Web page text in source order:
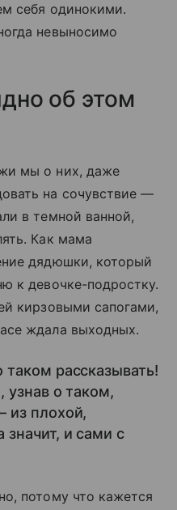
себя одинокими.
невыносимо
об этом
мы о них, даже
на сочувствие —
в темной ванной,
Как мама
дядюшки, который
к девочке-подростку.
кирзовыми сапогами,
ждала выходных.
рассказывать!
узнав о таком,
из плохой,
и сами с
потому что кажется